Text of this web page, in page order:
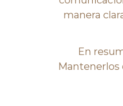
manera
En